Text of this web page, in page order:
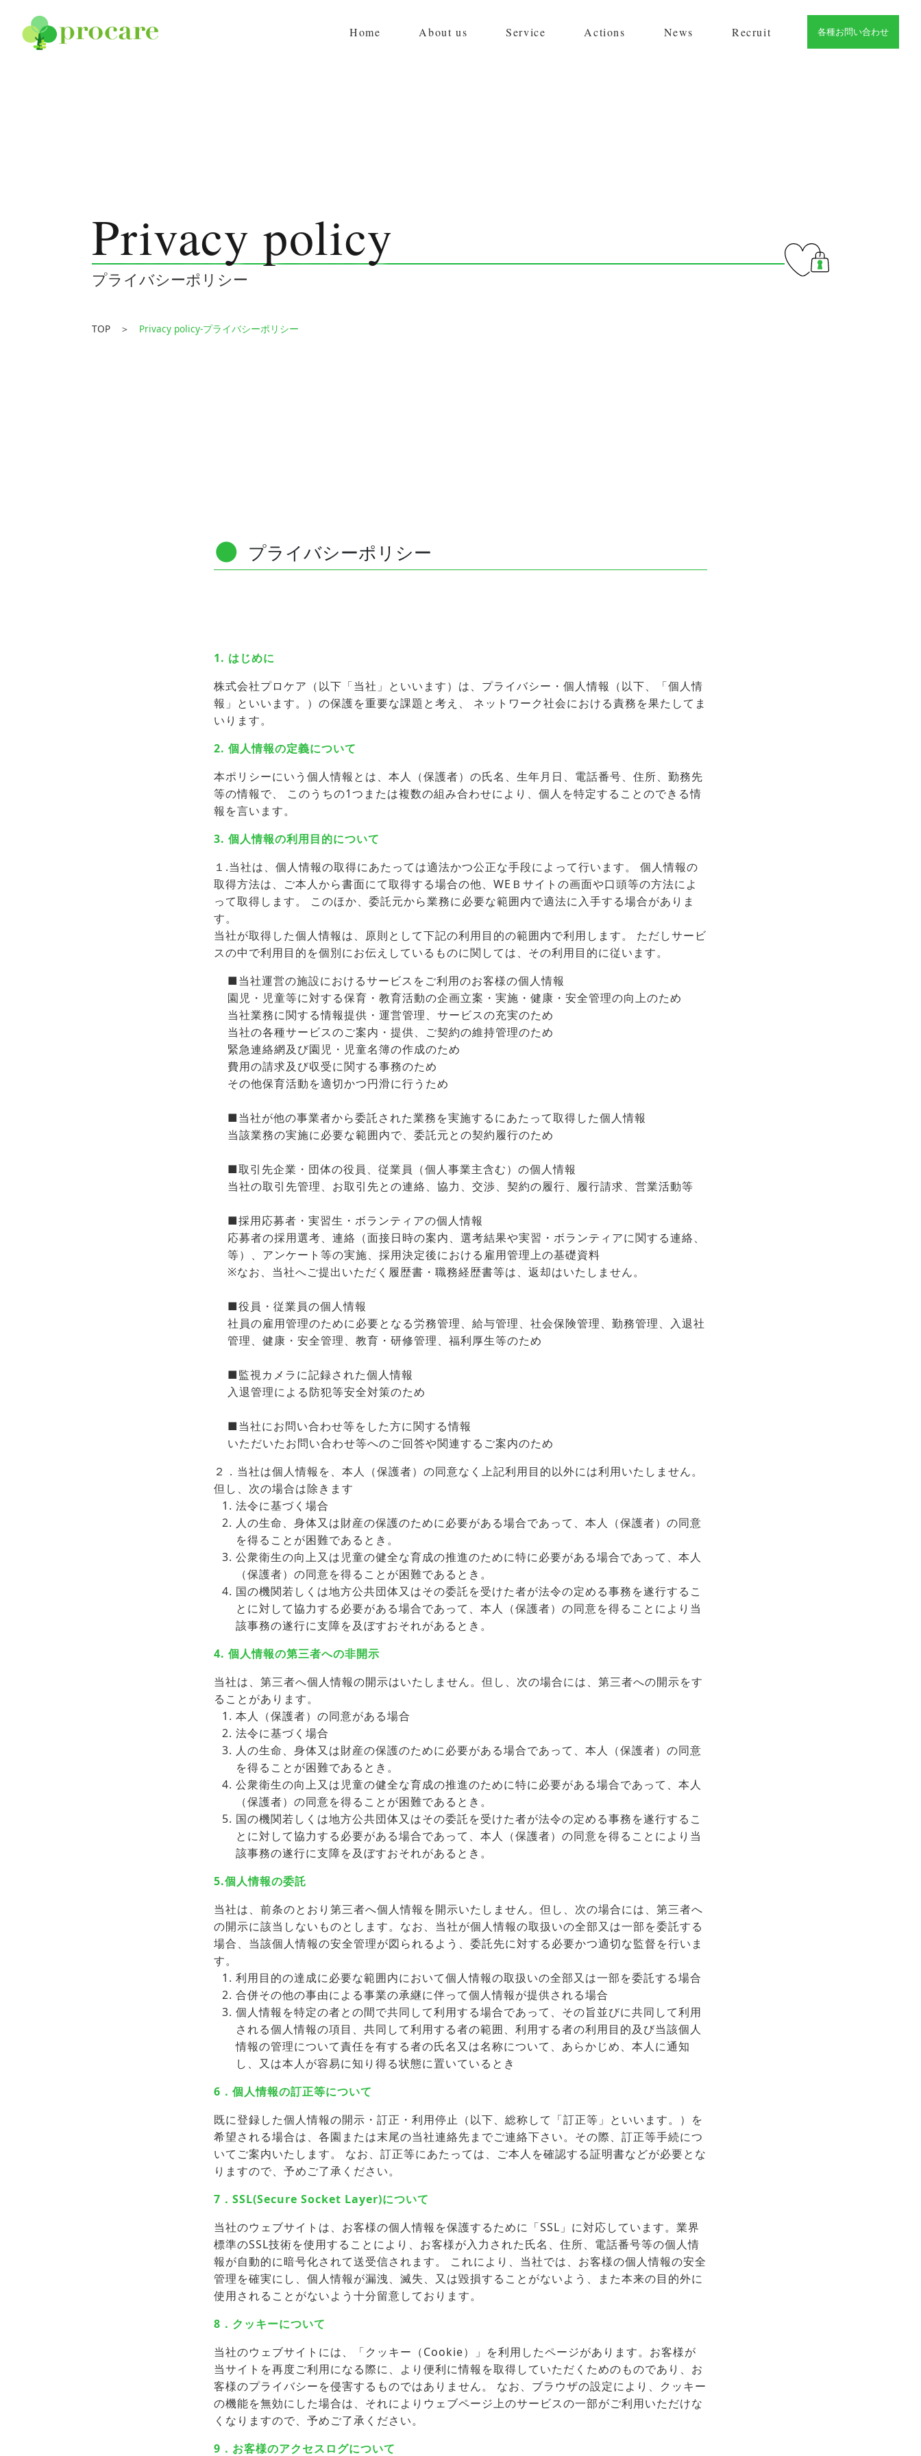
Home About us Service Actions News Recruit 各種お問い合わせ
Home
[プロケアについて]
● プロケアの理念
[関連サイト]
[プライバシーポリシー]
Privacy policy
プライバシーポリシー
TOP ＞ Privacy policy-プライバシーポリシー
● プライバシーポリシー
1. はじめに
株式会社プロケア（以下「当社」といいます）は、プライバシー・個人情報（以下、「個人情
報」といいます。）の保護を重要な課題と考え、 ネットワーク社会における責務を果たしてま
いります。
2. 個人情報の定義について
本ポリシーにいう個人情報とは、本人（保護者）の氏名、生年月日、電話番号、住所、勤務先
等の情報で、 このうちの1つまたは複数の組み合わせにより、個人を特定することのできる情
報を言います。
3. 個人情報の利用目的について
１.当社は、個人情報の取得にあたっては適法かつ公正な手段によって行います。 個人情報の
取得方法は、ご本人から書面にて取得する場合の他、WEＢサイトの画面や口頭等の方法によ
って取得します。 このほか、委託元から業務に必要な範囲内で適法に入手する場合がありま
す。
当社が取得した個人情報は、原則として下記の利用目的の範囲内で利用します。 ただしサービ
スの中で利用目的を個別にお伝えしているものに関しては、その利用目的に従います。
■当社運営の施設におけるサービスをご利用のお客様の個人情報
園児・児童等に対する保育・教育活動の企画立案・実施・健康・安全管理の向上のため
当社業務に関する情報提供・運営管理、サービスの充実のため
当社の各種サービスのご案内・提供、ご契約の維持管理のため
緊急連絡網及び園児・児童名簿の作成のため
費用の請求及び収受に関する事務のため
その他保育活動を適切かつ円滑に行うため
■当社が他の事業者から委託された業務を実施するにあたって取得した個人情報
当該業務の実施に必要な範囲内で、委託元との契約履行のため
■取引先企業・団体の役員、従業員（個人事業主含む）の個人情報
当社の取引先管理、お取引先との連絡、協力、交渉、契約の履行、履行請求、営業活動等
■採用応募者・実習生・ボランティアの個人情報
応募者の採用選考、連絡（面接日時の案内、選考結果や実習・ボランティアに関する連絡、
等）、アンケート等の実施、採用決定後における雇用管理上の基礎資料
※なお、当社へご提出いただく履歴書・職務経歴書等は、返却はいたしません。
■役員・従業員の個人情報
社員の雇用管理のために必要となる労務管理、給与管理、社会保険管理、勤務管理、入退社
管理、健康・安全管理、教育・研修管理、福利厚生等のため
■監視カメラに記録された個人情報
入退管理による防犯等安全対策のため
■当社にお問い合わせ等をした方に関する情報
いただいたお問い合わせ等へのご回答や関連するご案内のため
２．当社は個人情報を、本人（保護者）の同意なく上記利用目的以外には利用いたしません。
但し、次の場合は除きます
法令に基づく場合
人の生命、身体又は財産の保護のために必要がある場合であって、本人（保護者）の同意
を得ることが困難であるとき。
公衆衛生の向上又は児童の健全な育成の推進のために特に必要がある場合であって、本人
（保護者）の同意を得ることが困難であるとき。
国の機関若しくは地方公共団体又はその委託を受けた者が法令の定める事務を遂行するこ
とに対して協力する必要がある場合であって、本人（保護者）の同意を得ることにより当
該事務の遂行に支障を及ぼすおそれがあるとき。
4. 個人情報の第三者への非開示
当社は、第三者へ個人情報の開示はいたしません。但し、次の場合には、第三者への開示をす
ることがあります。
本人（保護者）の同意がある場合
法令に基づく場合
人の生命、身体又は財産の保護のために必要がある場合であって、本人（保護者）の同意
を得ることが困難であるとき。
公衆衛生の向上又は児童の健全な育成の推進のために特に必要がある場合であって、本人
（保護者）の同意を得ることが困難であるとき。
国の機関若しくは地方公共団体又はその委託を受けた者が法令の定める事務を遂行するこ
とに対して協力する必要がある場合であって、本人（保護者）の同意を得ることにより当
該事務の遂行に支障を及ぼすおそれがあるとき。
5.個人情報の委託
当社は、前条のとおり第三者へ個人情報を開示いたしません。但し、次の場合には、第三者へ
の開示に該当しないものとします。なお、当社が個人情報の取扱いの全部又は一部を委託する
場合、当該個人情報の安全管理が図られるよう、委託先に対する必要かつ適切な監督を行いま
す。
利用目的の達成に必要な範囲内において個人情報の取扱いの全部又は一部を委託する場合
合併その他の事由による事業の承継に伴って個人情報が提供される場合
個人情報を特定の者との間で共同して利用する場合であって、その旨並びに共同して利用
される個人情報の項目、共同して利用する者の範囲、利用する者の利用目的及び当該個人
情報の管理について責任を有する者の氏名又は名称について、あらかじめ、本人に通知
し、又は本人が容易に知り得る状態に置いているとき
6．個人情報の訂正等について
既に登録した個人情報の開示・訂正・利用停止（以下、総称して「訂正等」といいます。）を
希望される場合は、各園または末尾の当社連絡先までご連絡下さい。その際、訂正等手続につ
いてご案内いたします。 なお、訂正等にあたっては、ご本人を確認する証明書などが必要とな
りますので、予めご了承ください。
7．SSL(Secure Socket Layer)について
当社のウェブサイトは、お客様の個人情報を保護するために「SSL」に対応しています。業界
標準のSSL技術を使用することにより、お客様が入力された氏名、住所、電話番号等の個人情
報が自動的に暗号化されて送受信されます。 これにより、当社では、お客様の個人情報の安全
管理を確実にし、個人情報が漏洩、滅失、又は毀損することがないよう、また本来の目的外に
使用されることがないよう十分留意しております。
8．クッキーについて
当社のウェブサイトには、「クッキー（Cookie）」を利用したページがあります。お客様が
当サイトを再度ご利用になる際に、より便利に情報を取得していただくためのものであり、お
客様のプライバシーを侵害するものではありません。 なお、ブラウザの設定により、クッキー
の機能を無効にした場合は、それによりウェブページ上のサービスの一部がご利用いただけな
くなりますので、予めご了承ください。
9．お客様のアクセスログについて